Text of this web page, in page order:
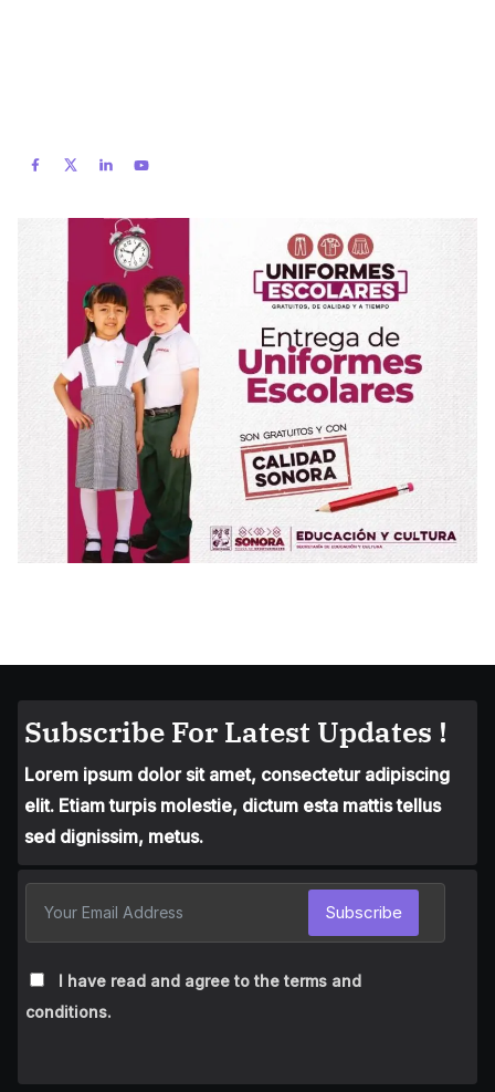
Subscribe For Latest Updates !
Lorem ipsum dolor sit amet, consectetur adipiscing
elit. Etiam turpis molestie, dictum esta mattis tellus
sed dignissim, metus.
I have read and agree to the terms and
conditions.
Subscribe